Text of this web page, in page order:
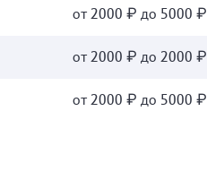
от 2000 ₽ до 5000 ₽
от 2000 ₽ до 2000 ₽
от 2000 ₽ до 5000 ₽